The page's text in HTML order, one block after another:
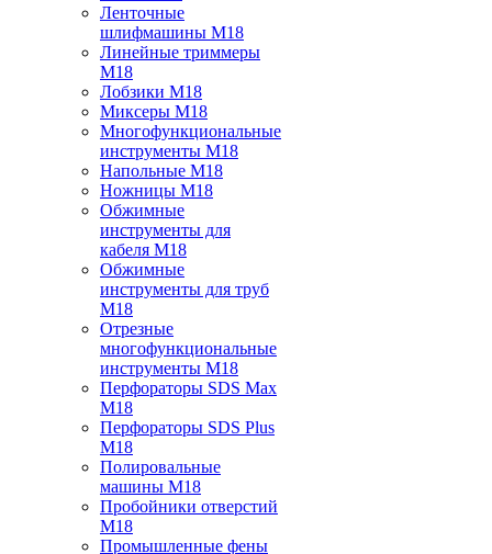
Ленточные
шлифмашины M18
Линейные триммеры
M18
Лобзики M18
Миксеры M18
Многофункциональные
инструменты M18
Напольные M18
Ножницы M18
Обжимные
инструменты для
кабеля M18
Обжимные
инструменты для труб
M18
Отрезные
многофункциональные
инструменты M18
Перфораторы SDS Max
M18
Перфораторы SDS Plus
M18
Полировальные
машины M18
Пробойники отверстий
M18
Промышленные фены